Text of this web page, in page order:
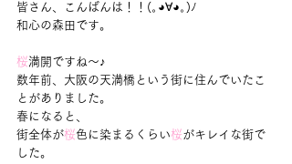
皆さん、こんばんは！！(｡◕∀◕｡)ﾉ
和心の森田です。
桜満開ですね～♪
数年前、大阪の天満橋という街に住んでいたこ
とがありました。
春になると、
街全体が桜色に染まるくらい桜がキレイな街で
した。